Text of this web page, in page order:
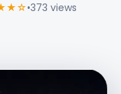
•373 views